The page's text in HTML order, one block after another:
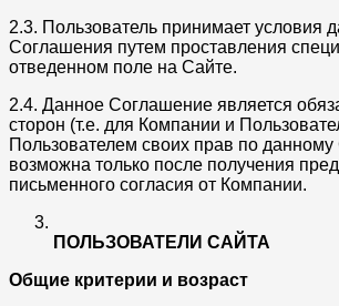
2.3. Пользователь принимает условия
Соглашения путем проставления
отведенном поле на Сайте.
2.4. Данное Соглашение является
сторон (т.е. для Компании и
Пользователем своих прав по
возможна только после получения
письменного согласия от Компании.
ПОЛЬЗОВАТЕЛИ САЙТА
Общие критерии и возраст